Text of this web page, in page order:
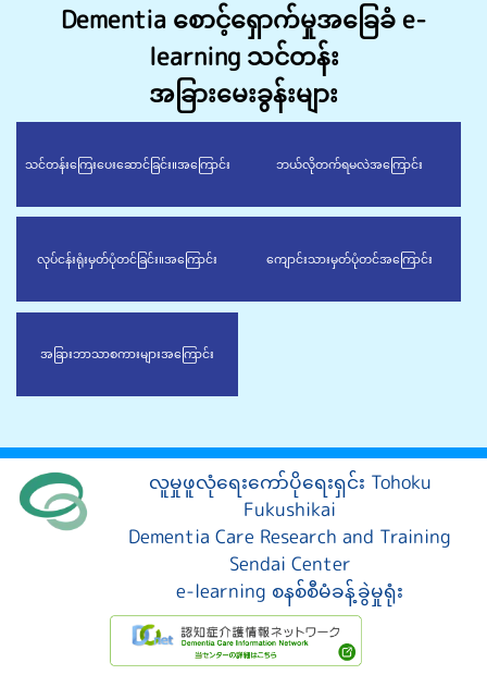
Dementia စောင့်ရှောက်မှုအခြေခံ e-
learning သင်တန်း
အခြားမေးခွန်းများ
သင်တန်းကြေးပေးဆောင်ခြင်း။အကြောင်း ဘယ်လိုတက်ရမလဲအကြောင်း
လုပ်ငန်းရုံးမှတ်ပုံတင်ခြင်း။အကြောင်း ကျောင်းသားမှတ်ပုံတင်အကြောင်း
အခြားဘာသာစကားများအကြောင်း
လူမှုဖူလုံရေးကော်ပိုရေးရှင်း Tohoku
Fukushikai
Dementia Care Research and Training
Sendai Center
e-learning စနစ်စီမံခန့်ခွဲမှုရုံး